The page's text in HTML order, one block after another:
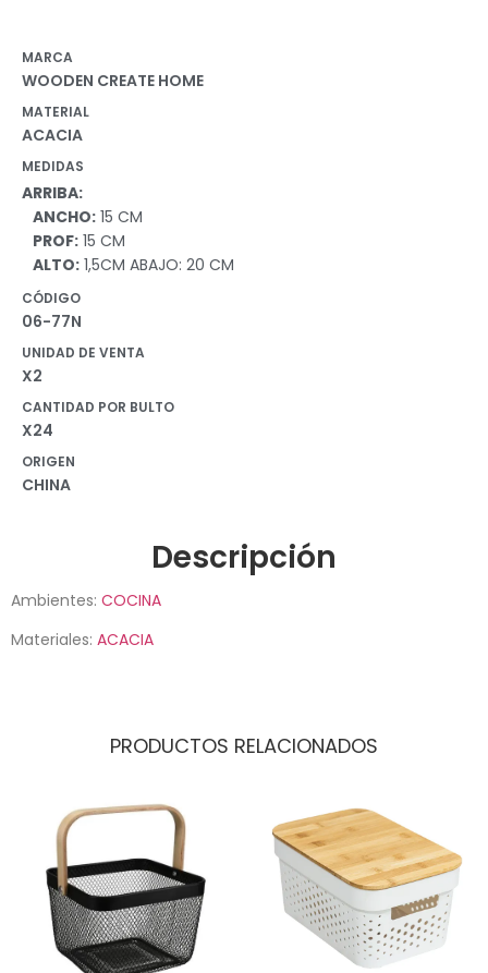
MARCA
WOODEN CREATE HOME
MATERIAL
ACACIA
MEDIDAS
ARRIBA:
ANCHO: 15 CM
PROF: 15 CM
ALTO: 1,5CM ABAJO: 20 CM
CÓDIGO
06-77N
UNIDAD DE VENTA
X2
CANTIDAD POR BULTO
X24
ORIGEN
CHINA
Descripción
Ambientes: COCINA
Materiales: ACACIA
PRODUCTOS RELACIONADOS